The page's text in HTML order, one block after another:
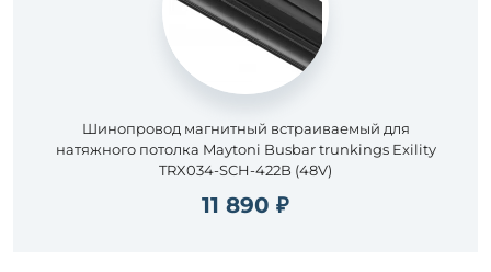
Шинопровод магнитный встраиваемый для
натяжного потолка Maytoni Busbar trunkings Exility
TRX034-SCH-422B (48V)
11 890 ₽